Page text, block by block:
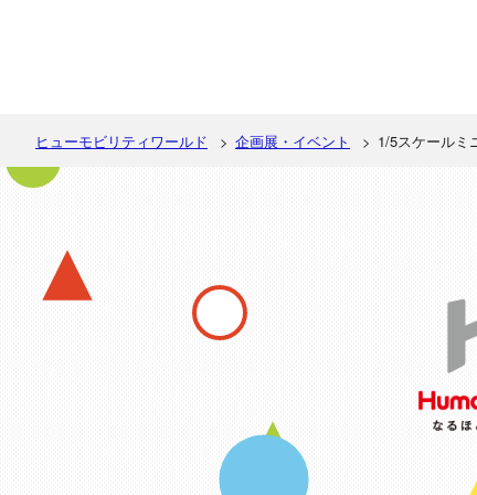
ヒューモビリティワールド 企画展・イベント 1/5スケールミ